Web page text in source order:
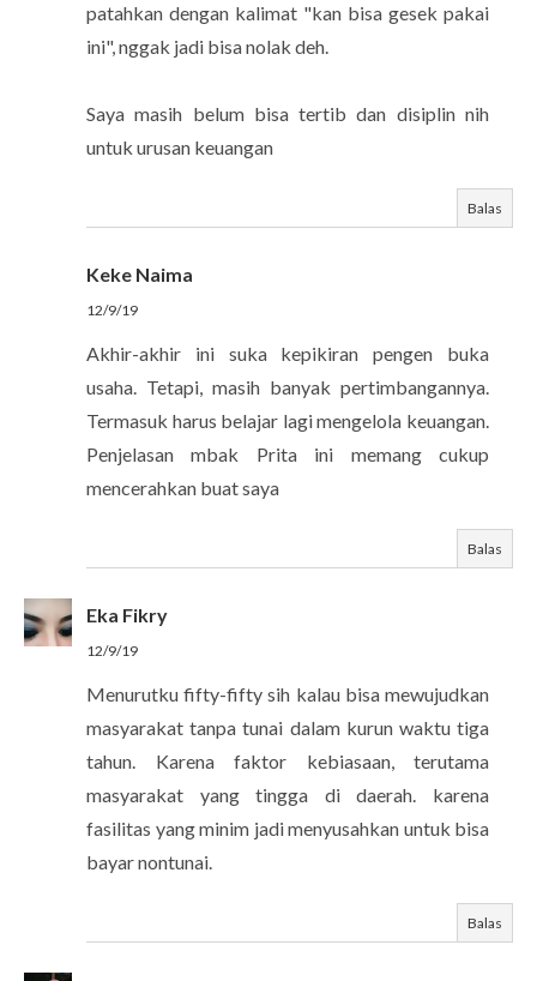
patahkan dengan kalimat "kan bisa gesek pakai
ini", nggak jadi bisa nolak deh.
Saya masih belum bisa tertib dan disiplin nih
untuk urusan keuangan
Balas
Keke Naima
12/9/19
Akhir-akhir ini suka kepikiran pengen buka
usaha. Tetapi, masih banyak pertimbangannya.
Termasuk harus belajar lagi mengelola keuangan.
Penjelasan mbak Prita ini memang cukup
mencerahkan buat saya
Balas
Eka Fikry
12/9/19
Menurutku fifty-fifty sih kalau bisa mewujudkan
masyarakat tanpa tunai dalam kurun waktu tiga
tahun. Karena faktor kebiasaan, terutama
masyarakat yang tingga di daerah. karena
fasilitas yang minim jadi menyusahkan untuk bisa
bayar nontunai.
Balas